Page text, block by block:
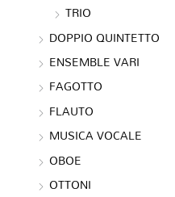
TRIO
DOPPIO QUINTETTO
ENSEMBLE VARI
FAGOTTO
FLAUTO
MUSICA VOCALE
OBOE
OTTONI